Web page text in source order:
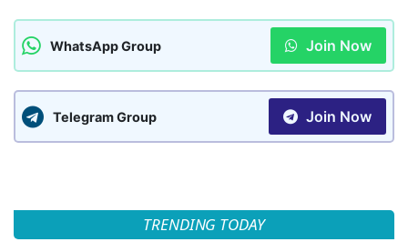
WhatsApp Group Join Now
Telegram Group Join Now
TRENDING TODAY